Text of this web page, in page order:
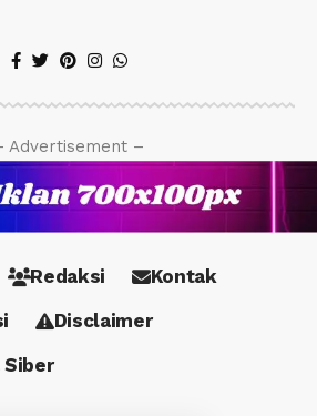
Advertisement –
Redaksi
Kontak
Disclaimer
Siber